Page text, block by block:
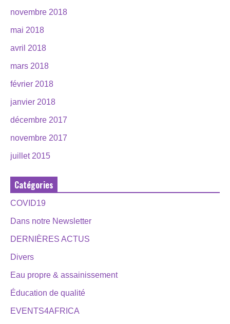
novembre 2018
mai 2018
avril 2018
mars 2018
février 2018
janvier 2018
décembre 2017
novembre 2017
juillet 2015
Catégories
COVID19
Dans notre Newsletter
DERNIÈRES ACTUS
Divers
Eau propre & assainissement
Éducation de qualité
EVENTS4AFRICA